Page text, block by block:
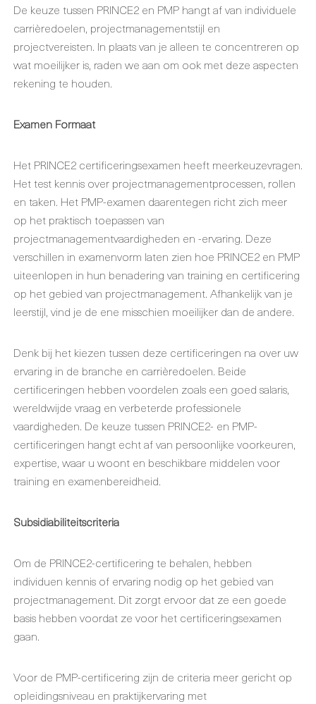
De keuze tussen PRINCE2 en PMP hangt af van individuele
carrièredoelen, projectmanagementstijl en
projectvereisten. In plaats van je alleen te concentreren op
wat moeilijker is, raden we aan om ook met deze aspecten
rekening te houden.
Examen Formaat
Het PRINCE2 certificeringsexamen heeft meerkeuzevragen.
Het test kennis over projectmanagementprocessen, rollen
en taken. Het PMP-examen daarentegen richt zich meer
op het praktisch toepassen van
projectmanagementvaardigheden en -ervaring. Deze
verschillen in examenvorm laten zien hoe PRINCE2 en PMP
uiteenlopen in hun benadering van training en certificering
op het gebied van projectmanagement. Afhankelijk van je
leerstijl, vind je de ene misschien moeilijker dan de andere.
Denk bij het kiezen tussen deze certificeringen na over uw
ervaring in de branche en carrièredoelen. Beide
certificeringen hebben voordelen zoals een goed salaris,
wereldwijde vraag en verbeterde professionele
vaardigheden. De keuze tussen PRINCE2- en PMP-
certificeringen hangt echt af van persoonlijke voorkeuren,
expertise, waar u woont en beschikbare middelen voor
training en examenbereidheid.
Subsidiabiliteitscriteria
Om de PRINCE2-certificering te behalen, hebben
individuen kennis of ervaring nodig op het gebied van
projectmanagement. Dit zorgt ervoor dat ze een goede
basis hebben voordat ze voor het certificeringsexamen
gaan.
Voor de PMP-certificering zijn de criteria meer gericht op
opleidingsniveau en praktijkervaring met